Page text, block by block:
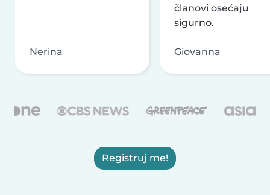
Nerina
članovi osećaju
sigurno.
Giovanna
Registruj me!